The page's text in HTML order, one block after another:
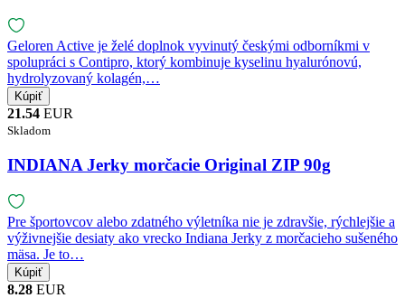
Geloren Active je želé doplnok vyvinutý českými odborníkmi v
spolupráci s Contipro, ktorý kombinuje kyselinu hyalurónovú,
hydrolyzovaný kolagén,…
21.54 EUR
Skladom
INDIANA Jerky morčacie Original ZIP 90g
Pre športovcov alebo zdatného výletníka nie je zdravšie, rýchlejšie a
výživnejšie desiaty ako vrecko Indiana Jerky z morčacieho sušeného
mäsa. Je to…
8.28 EUR